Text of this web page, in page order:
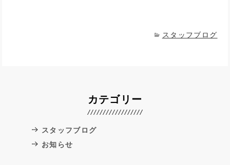
スタッフブログ
カテゴリー
スタッフブログ
お知らせ